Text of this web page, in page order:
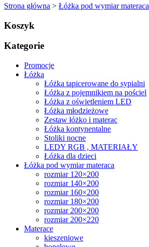
Strona główna > Łóżka pod wymiar materaca
Koszyk
Kategorie
Promocje
Łóżka
Łóżka tapicerowane do sypialni
Łóżka z pojemnikiem na pościel
Łóżka z oświetleniem LED
Łóżka młodzieżowe
Zestaw łóżko i materac
Łóżka kontynentalne
Stoliki nocne
LEDY RGB , MATERIAŁY
Łóżka dla dzieci
Łóżka pod wymiar materaca
rozmiar 120×200
rozmiar 140×200
rozmiar 160×200
rozmiar 180×200
rozmiar 200×200
rozmiar 200×220
Materace
kieszeniowe